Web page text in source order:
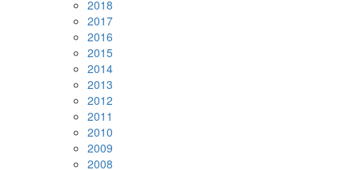
2018
2017
2016
2015
2014
2013
2012
2011
2010
2009
2008